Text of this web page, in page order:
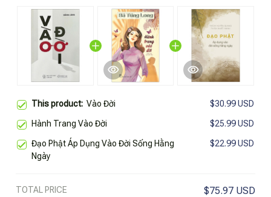
This product: Vào Đời $30.99 USD
Hành Trang Vào Đời $25.99 USD
Đạo Phật Áp Dụng Vào Đời Sống Hằng
Ngày
$22.99 USD
TOTAL PRICE $75.97 USD